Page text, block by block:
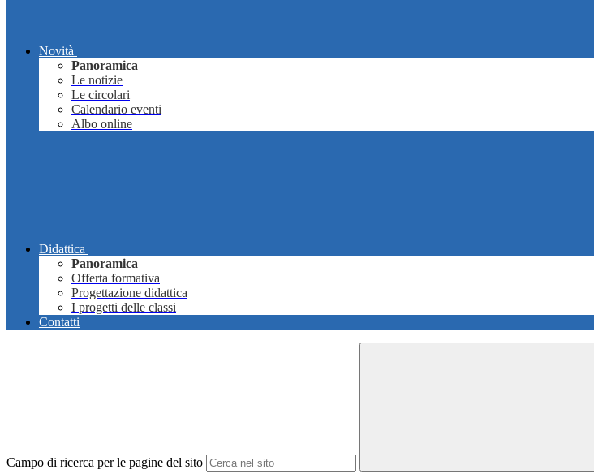
Novità
Panoramica
Le notizie
Le circolari
Calendario eventi
Albo online
Didattica
Panoramica
Offerta formativa
Progettazione didattica
I progetti delle classi
Contatti
Campo di ricerca per le pagine del sito